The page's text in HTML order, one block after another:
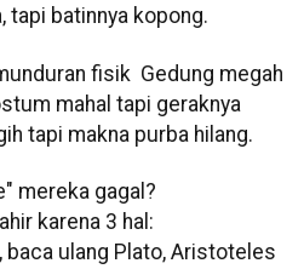
tapi batinnya kopong.
fisik Gedung megah
mahal tapi geraknya
tapi makna purba hilang.
mereka gagal?
karena 3 hal:
baca ulang Plato, Aristoteles